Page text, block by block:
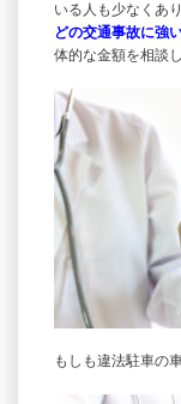
いる人も少なくあ
どの交通事故に強
体的な金額を相談
もしも違法駐車の